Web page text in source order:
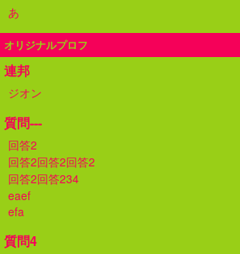
あ
オリジナルプロフ
連邦
ジオン
質問---
回答2
回答2回答2回答2
回答2回答234
eaef
efa
質問4